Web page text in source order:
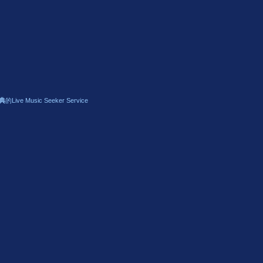
的Live Music Seeker Service